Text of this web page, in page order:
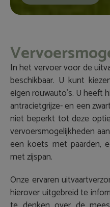
In het vervoer voor de
beschikbaar. U kunt
eigen rouwauto’s. U heeft
antracietgrijze- en een
niet beperkt tot deze
vervoersmogelijkheden
een koets met paarden,
met zijspan.
Onze ervaren
hierover uitgebreid te